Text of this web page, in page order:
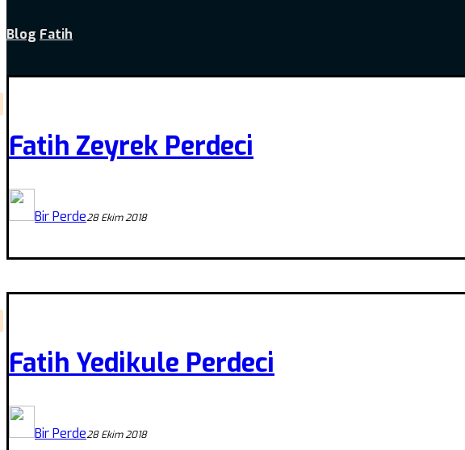
Blog Fatih
Fatih Zeyrek Perdeci
Bir Perde28 Ekim 2018
Fatih Yedikule Perdeci
Bir Perde28 Ekim 2018